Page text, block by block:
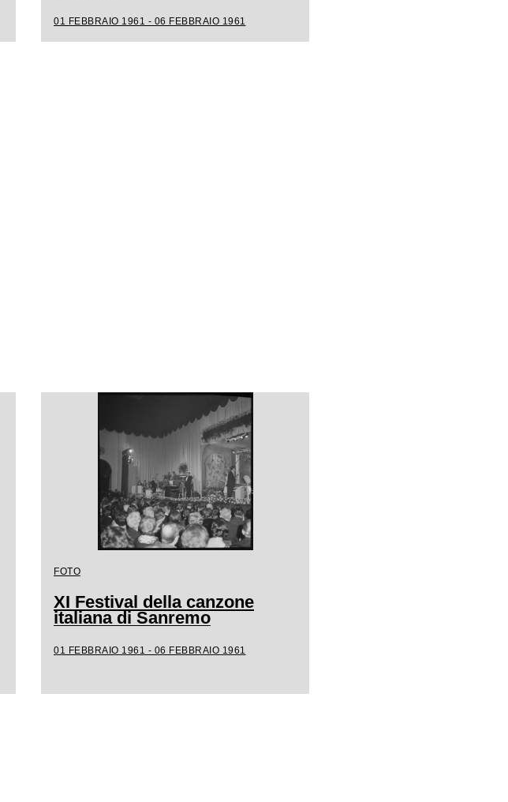
01 FEBBRAIO 1961 - 06 FEBBRAIO 1961
FOTO
XI Festival della canzone
italiana di Sanremo
01 FEBBRAIO 1961 - 06 FEBBRAIO 1961